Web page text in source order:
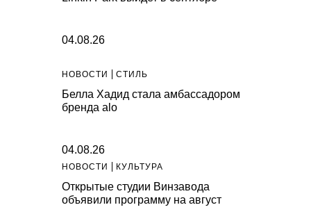
04.08.26
НОВОСТИ СТИЛЬ
Белла Хадид стала амбассадором
бренда alo
04.08.26
НОВОСТИ КУЛЬТУРА
Открытые студии Винзавода
объявили программу на август